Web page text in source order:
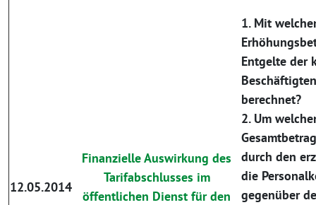
12.05.2014
Finanzielle Auswirkung des
Tarifabschlusses im
öffentlichen Dienst für den
1. Mit
Entgelte der
berechnet?
2. Um
durch den
die
gegenüber